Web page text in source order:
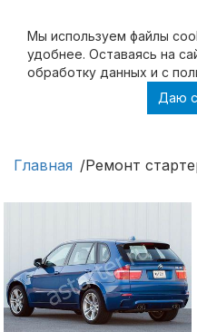
Мы используем файлы
удобнее. Оставаясь на
обработку данных и с
Даю
Ремонт стартера
Главная Ремонт